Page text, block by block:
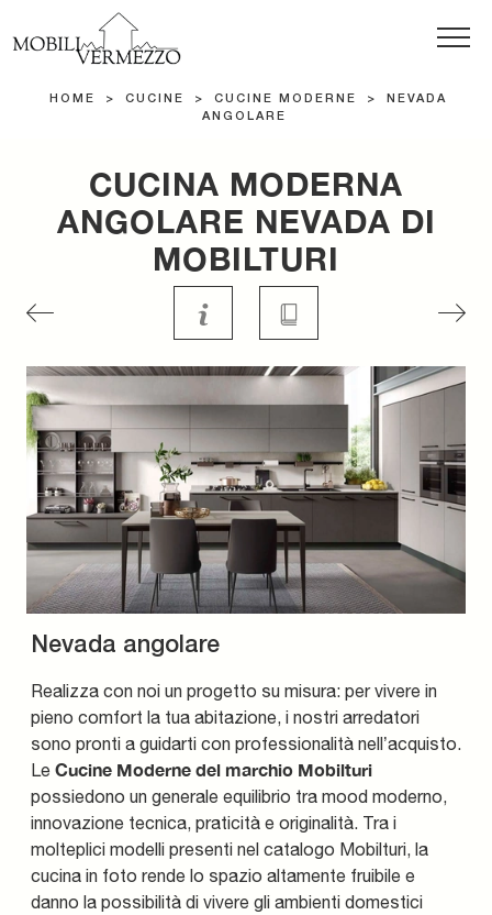
HOME > CUCINE > CUCINE MODERNE >
NEVADA
ANGOLARE
CUCINA MODERNA
ANGOLARE NEVADA DI
MOBILTURI
Nevada angolare
Realizza con noi un progetto su misura: per vivere in
pieno comfort la tua abitazione, i nostri arredatori
sono pronti a guidarti con professionalità nell’acquisto.
Le Cucine Moderne del marchio Mobilturi
possiedono un generale equilibrio tra mood moderno,
innovazione tecnica, praticità e originalità. Tra i
molteplici modelli presenti nel catalogo Mobilturi, la
cucina in foto rende lo spazio altamente fruibile e
danno la possibilità di vivere gli ambienti domestici